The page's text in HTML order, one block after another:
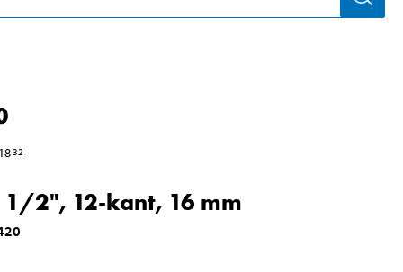
32
1/2", 12-kant, 16 mm